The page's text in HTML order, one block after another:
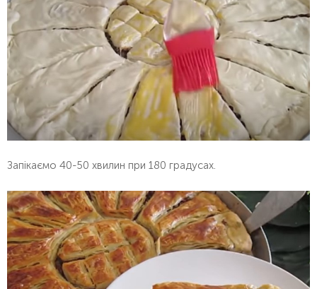
Запікаємо 40-50 хвилин при 180 градусах.